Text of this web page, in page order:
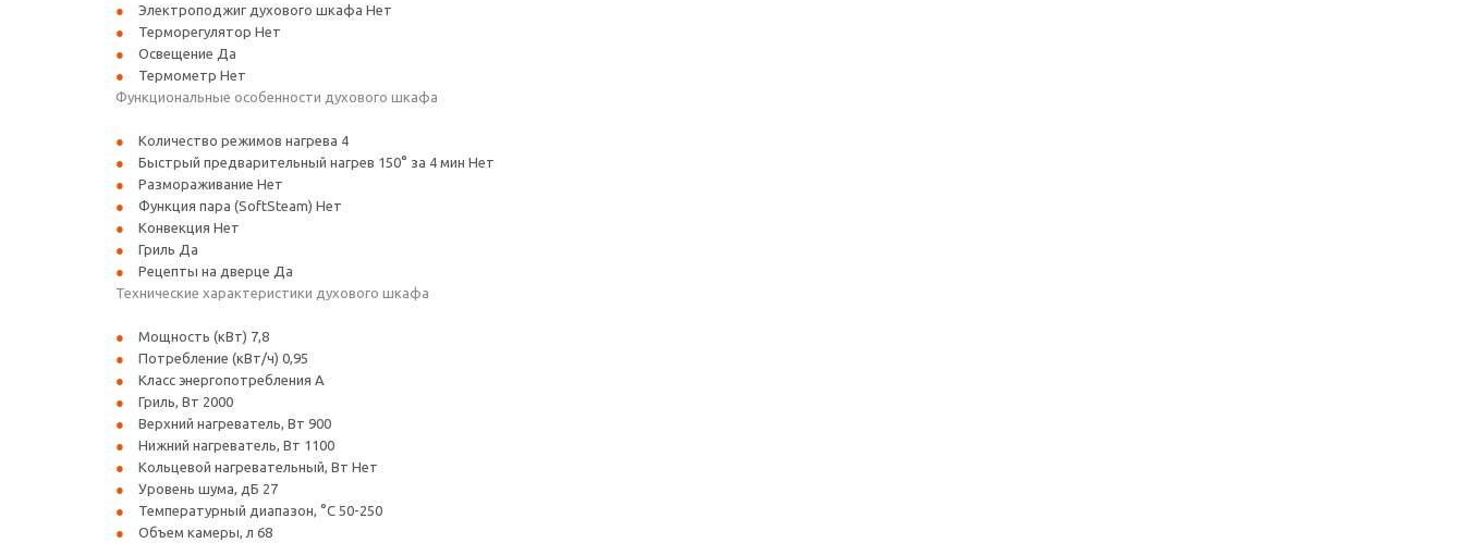
Электроподжиг духового шкафа Нет
Терморегулятор Нет
Освещение Да
Термометр Нет
Функциональные особенности духового шкафа
Количество режимов нагрева 4
Быстрый предварительный нагрев 150° за 4 мин Нет
Размораживание Нет
Функция пара (SoftSteam) Нет
Конвекция Нет
Гриль Да
Рецепты на дверце Да
Технические характеристики духового шкафа
Мощность (кВт) 7,8
Потребление (кВт/ч) 0,95
Класс энергопотребления A
Гриль, Вт 2000
Верхний нагреватель, Вт 900
Нижний нагреватель, Вт 1100
Кольцевой нагревательный, Вт Нет
Уровень шума, дБ 27
Температурный диапазон, °С 50-250
Объем камеры, л 68